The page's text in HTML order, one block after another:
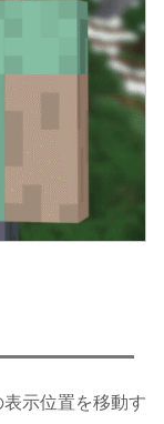
示位置を移動す